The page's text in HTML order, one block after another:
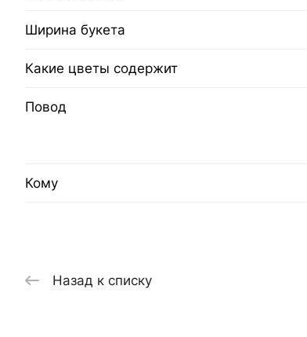
Ширина букета
Какие цветы содержит
Повод
Кому
Назад к списку